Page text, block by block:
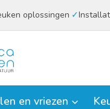
oplossingen
en vriezen